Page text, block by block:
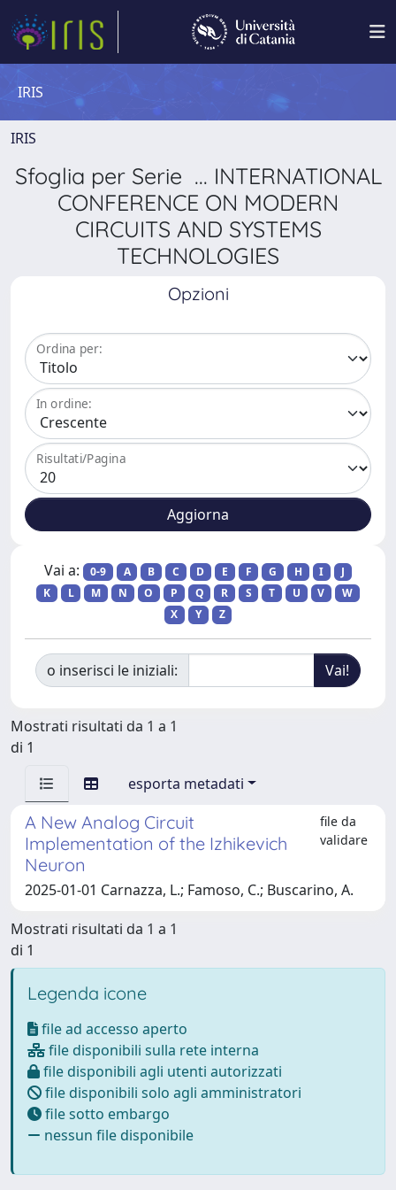
IRIS
IRIS
Sfoglia per Serie ... INTERNATIONAL
CONFERENCE ON MODERN
CIRCUITS AND SYSTEMS
TECHNOLOGIES
Opzioni
Ordina per:
In ordine:
Risultati/Pagina
Vai a: 0-9 A B C D E F G H I
J
K
L M N O P Q R S T U V
W
X
Y Z
o inserisci le iniziali:
Mostrati risultati da 1 a 1
di 1
esporta metadati
A New Analog Circuit
Implementation of the Izhikevich
Neuron
file da
validare
2025-01-01 Carnazza, L.; Famoso, C.; Buscarino, A.
Mostrati risultati da 1 a 1
di 1
Legenda icone
file ad accesso aperto
file disponibili sulla rete interna
file disponibili agli utenti autorizzati
file disponibili solo agli amministratori
file sotto embargo
nessun file disponibile